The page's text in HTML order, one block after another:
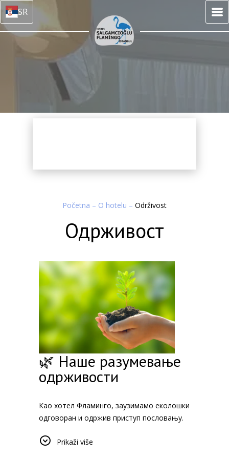
SR
Početna – O hotelu – Održivost
Одрживост
🌿 Наше разумевање
одрживости
Као хотел Фламинго, заузимамо еколошки
одговоран и одржив приступ пословању.
што су методе уштеде енергије и уштеде
Prikaži više